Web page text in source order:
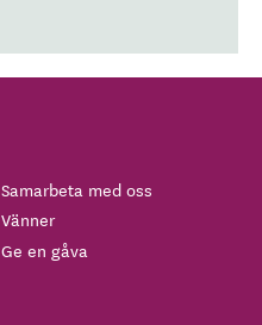
Samarbeta med oss
Vänner
Ge en gåva